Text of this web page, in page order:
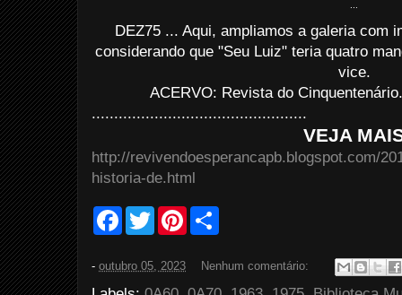
DEZ75 ... Aqui, ampliamos a galeria com
considerando que "Seu Luiz" teria quatro
vice.
ACERVO: Revista do
................................................
VEJA
http://revivendoesperancapb.blogspot.com/
historia-de.html
F
b
o
T
w
t
e
P
r
e
- outubro 05, 2023 Nenhum comentário: